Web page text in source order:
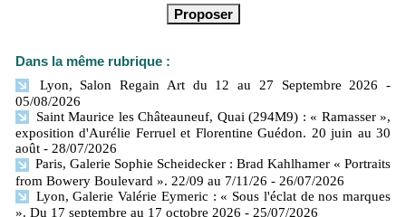
Dans la même rubrique :
Lyon, Salon Regain Art du 12 au 27 Septembre 2026
-
05/08/2026
Saint Maurice les Châteauneuf, Quai (294M9) : « Ramasser »,
exposition d'Aurélie Ferruel et Florentine Guédon. 20 juin au 30
août - 28/07/2026
Paris, Galerie Sophie Scheidecker : Brad Kahlhamer « Portraits
from Bowery Boulevard ». 22/09 au 7/11/26 - 26/07/2026
Lyon, Galerie Valérie Eymeric : « Sous l'éclat de nos marques
». Du 17 septembre au 17 octobre 2026 - 25/07/2026